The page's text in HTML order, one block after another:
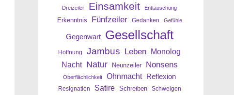
Dreizeiler Einsamkeit Enttäuschung
Erkenntnis Fünfzeiler Gedanken Gefühle
Gegenwart Gesellschaft
Hoffnung Jambus Leben Monolog
Nacht Natur Neunzeiler Nonsens
Oberflächlichkeit Ohnmacht Reflexion
Resignation Satire Schreiben Schweigen